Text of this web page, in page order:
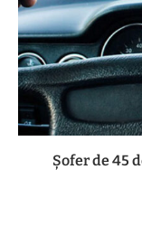
Șofer de 45